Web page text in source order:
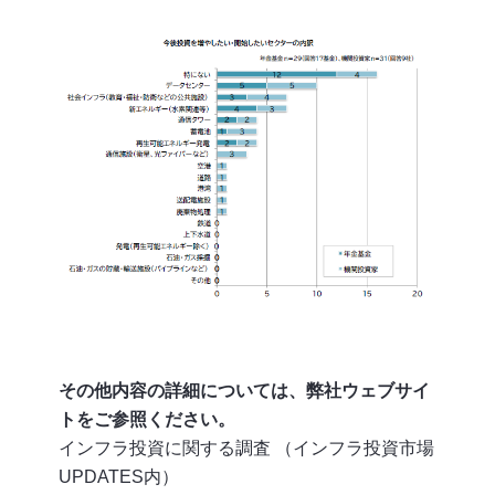
その他内容の詳細については、弊社ウェブサイ
トをご参照ください。
インフラ投資に関する調査 （インフラ投資市場
UPDATES内）